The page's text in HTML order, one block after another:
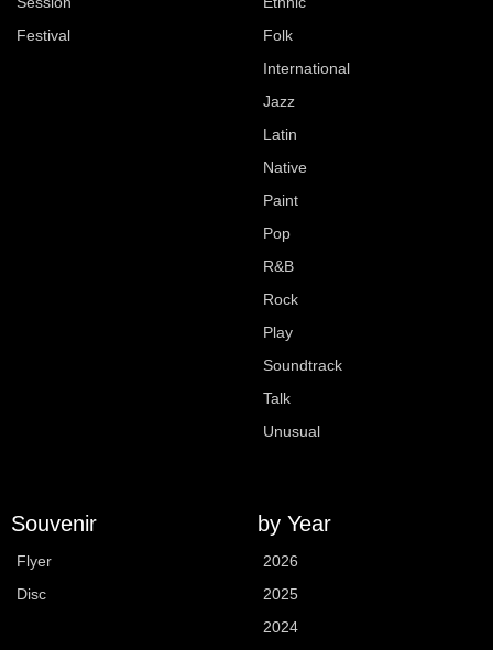
Festival
Folk
International
Jazz
Latin
Native
Paint
Pop
R&B
Rock
Play
Soundtrack
Talk
Unusual
Souvenir
Flyer
Disc
by Year
2026
2025
2024